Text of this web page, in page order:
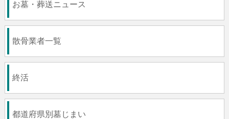
お墓・葬送ニュース
散骨業者一覧
終活
都道府県別墓じまい